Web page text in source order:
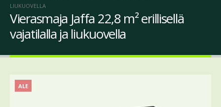
LIUKUOVELLA
Vierasmaja Jaffa 22,8 m² erillisellä
vajatilalla ja liukuovella
ALE